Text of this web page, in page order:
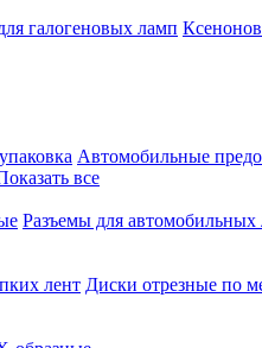
галогеновых ламп
Автомобильные
все
Разъемы для
лент Диски отрезные по